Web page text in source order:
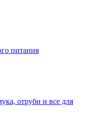
питания
отруби и все для